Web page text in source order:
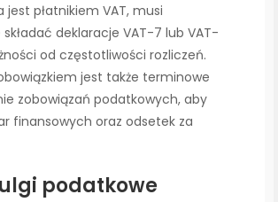
jest płatnikiem VAT, musi
deklaracje VAT-7 lub VAT-
od częstotliwości rozliczeń.
jest także terminowe
zobowiązań podatkowych, aby
finansowych oraz odsetek za
podatkowe